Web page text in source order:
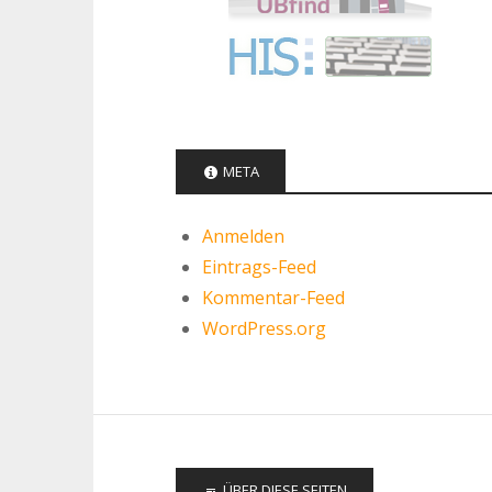
META
Anmelden
Eintrags-Feed
Kommentar-Feed
WordPress.org